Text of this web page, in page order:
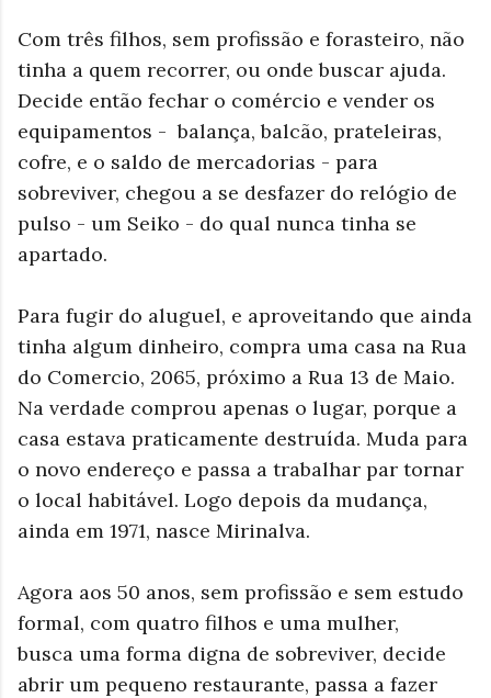
Com três filhos, sem profissão e forasteiro, não
tinha a quem recorrer, ou onde buscar ajuda.
Decide então fechar o comércio e vender os
equipamentos - balança, balcão, prateleiras,
cofre, e o saldo de mercadorias - para
sobreviver, chegou a se desfazer do relógio de
pulso - um Seiko - do qual nunca tinha se
apartado.
Para fugir do aluguel, e aproveitando que ainda
tinha algum dinheiro, compra uma casa na Rua
do Comercio, 2065, próximo a Rua 13 de Maio.
Na verdade comprou apenas o lugar, porque a
casa estava praticamente destruída. Muda para
o novo endereço e passa a trabalhar par tornar
o local habitável. Logo depois da mudança,
ainda em 1971, nasce Mirinalva.
Agora aos 50 anos, sem profissão e sem estudo
formal, com quatro filhos e uma mulher,
busca uma forma digna de sobreviver, decide
abrir um pequeno restaurante, passa a fazer